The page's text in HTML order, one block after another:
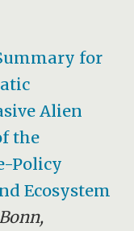
for
Alien
the
Policy
Ecosystem